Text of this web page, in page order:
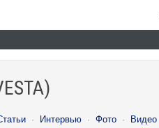
· Интервью · Фото · Видео